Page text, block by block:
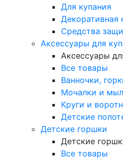
Для купания
Декоративная
Средства
Аксессуары для
Аксессуары
Все товары
Ванночки,
Мочалки и
Круги и
Детские
Детские горшки
Детские
Все товары